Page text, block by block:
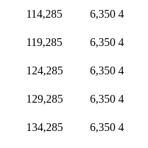
114,285 6,350 4
119,285 6,350 4
124,285 6,350 4
129,285 6,350 4
134,285 6,350 4